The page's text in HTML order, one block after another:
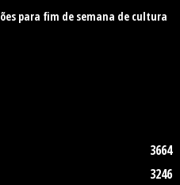
para fim de semana de cultura
3664
3246